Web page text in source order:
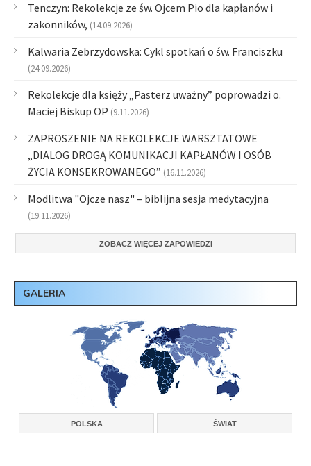
Tenczyn: Rekolekcje ze św. Ojcem Pio dla kapłanów i
zakonników, (14.09.2026)
Kalwaria Zebrzydowska: Cykl spotkań o św. Franciszku
(24.09.2026)
Rekolekcje dla księży „Pasterz uważny” poprowadzi o.
Maciej Biskup OP (9.11.2026)
ZAPROSZENIE NA REKOLEKCJE WARSZTATOWE
„DIALOG DROGĄ KOMUNIKACJI KAPŁANÓW I OSÓB
ŻYCIA KONSEKROWANEGO” (16.11.2026)
Modlitwa "Ojcze nasz" – biblijna sesja medytacyjna
(19.11.2026)
ZOBACZ WIĘCEJ ZAPOWIEDZI
GALERIA
POLSKA ŚWIAT